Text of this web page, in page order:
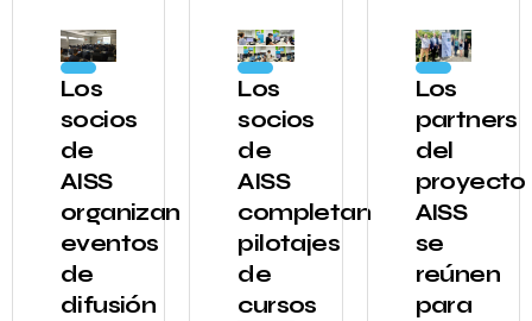
Los
socios
de
AISS
organizan
eventos
de
difusión
Los
socios
de
AISS
completan
pilotajes
de
cursos
Los
partners
del
proyecto
AISS
se
reúnen
para